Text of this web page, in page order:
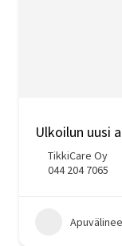
Ulkoilun uusi
TikkiCare Oy
044 204 7065